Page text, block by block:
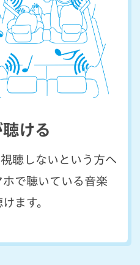
ける
聴しないという方へ
で聴いている音楽
ます。